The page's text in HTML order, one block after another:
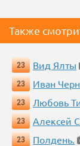
Также
23 Вид Ялты
23
Иван
23
Любовь
23
Алексей
23
Полдень.